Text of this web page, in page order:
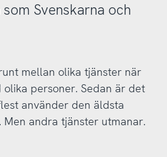
Svenskarna och
mellan olika tjänster när
personer. Sedan är det
använder den äldsta
Men andra tjänster utmanar.